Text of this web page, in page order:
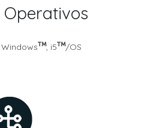
Operativos
, i5 /OS